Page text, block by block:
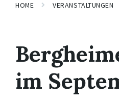
HOME VERANSTALTUNGEN
im